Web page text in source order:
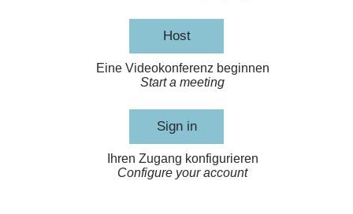
Host
Eine Videokonferenz beginnen
Start a meeting
Sign in
Ihren Zugang konfigurieren
Configure your account